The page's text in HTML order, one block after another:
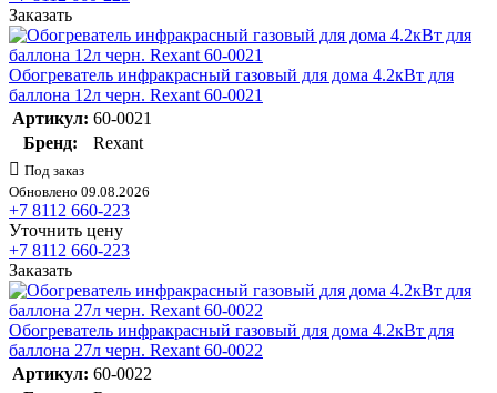
Заказать
Обогреватель инфракрасный газовый для дома 4.2кВт для
баллона 12л черн. Rexant 60-0021
Артикул: 60-0021
Бренд:
Rexant
Под заказ
Обновлено 09.08.2026
+7 8112 660-223
Уточнить цену
+7 8112 660-223
Заказать
Обогреватель инфракрасный газовый для дома 4.2кВт для
баллона 27л черн. Rexant 60-0022
Артикул: 60-0022